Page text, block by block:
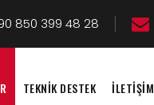
850 399 48 28
TEKNİK DESTEK İLETİŞİM